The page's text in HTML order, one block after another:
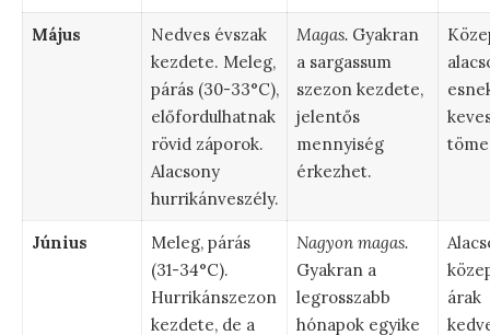
Május
Nedves évszak
kezdete. Meleg,
párás (30-33°C),
előfordulhatnak
rövid záporok.
Alacsony
hurrikánveszély.
Magas.Gyakran
a sargassum
szezon kezdete,
jelentős
mennyiség
érkezhet.
Június
Meleg, párás
(31-34°C).
Hurrikánszezon
kezdete, de a
Nagyon magas.
Gyakran a
legrosszabb
hónapok egyike
árak